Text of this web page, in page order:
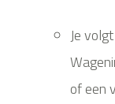
Je
of een